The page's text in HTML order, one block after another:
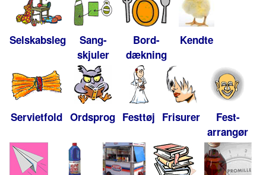
Selskabsleg
Sang-
skjuler
Bord-
dækning
Kendte
Servietfold Ordsprog Festtøj Frisurer
Fest-
arrangør